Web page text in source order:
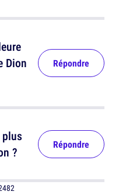
Dion
Répondre
?
Répondre